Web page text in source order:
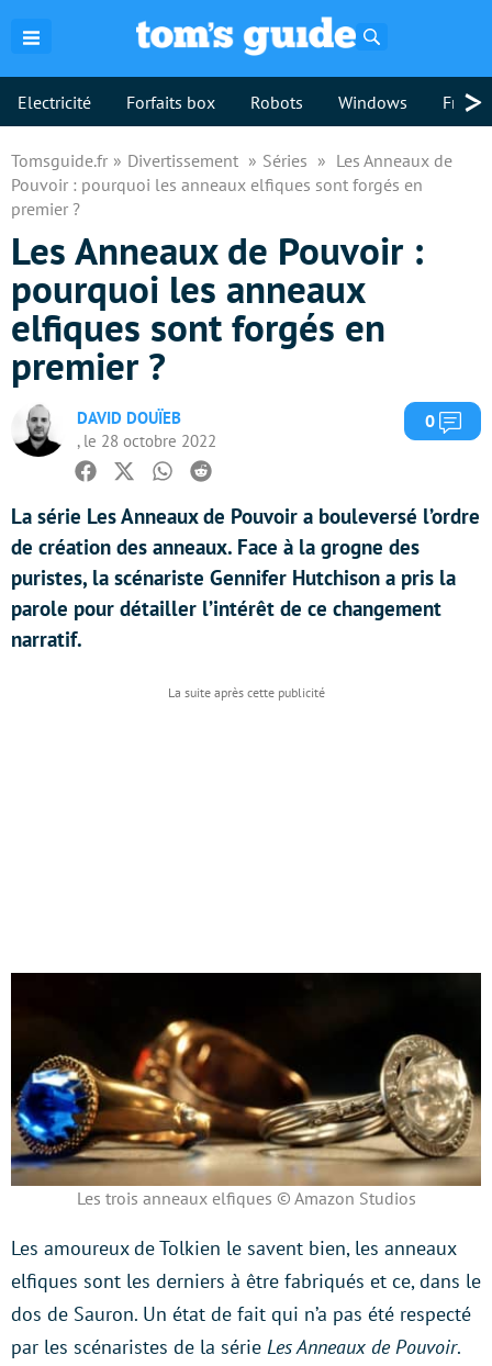
Electricité Forfaits box Robots Windows >
Tomsguide.fr Divertissement Séries
Les Anneaux de
Pouvoir : pourquoi les anneaux elfiques sont forgés en
premier ?
Les Anneaux de Pouvoir :
pourquoi les anneaux
elfiques sont forgés en
premier ?
DAVID DOUÏEB
, le 28 octobre 2022
0
Facebook
TwitterWhatsapp
Reddit
La série Les Anneaux de Pouvoir a bouleversé l’ordre
de création des anneaux. Face à la grogne des
puristes, la scénariste Gennifer Hutchison a pris la
parole pour détailler l’intérêt de ce changement
narratif.
Les trois anneaux elfiques © Amazon Studios
Les amoureux de Tolkien le savent bien, les anneaux
elfiques sont les derniers à être fabriqués et ce, dans le
dos de Sauron. Un état de fait qui n’a pas été respecté
par les scénaristes de la série Les Anneaux de Pouvoir.